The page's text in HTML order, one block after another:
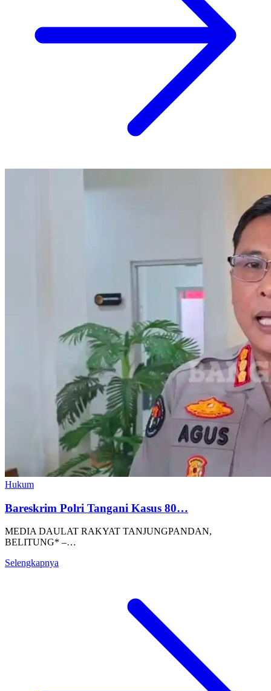
Hukum
Bareskrim Polri Tangani Kasus 80…
MEDIA DAULAT RAKYAT TANJUNGPANDAN,
BELITUNG* –…
Selengkapnya